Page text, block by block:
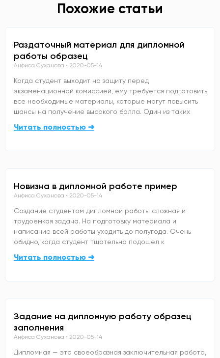
Похожие статьи
Раздаточный материал для дипломной
работы образец
Анфиса Суханова 2020-05-14
Когда студент выходит на защиту перед
экзаменационной комиссией, ему требуется подготовить
все необходимые материалы, которые могут повысить
шансы на получение высокого балла. Один из таких
Читать полностью ➜
Новизна в дипломной работе пример
Анфиса Суханова 2020-05-14
Создание студентом дипломной работы сложная и
трудоемкая задача. На подготовку материала и
написание всей работы уходить до полугода. Очень
обидно, когда студент тщательно подошел к
Читать полностью ➜
Задание на дипломную работу образец
заполнения
Анфиса Суханова 2020-05-14
Дипломная — это своеобразная заключительная работа,